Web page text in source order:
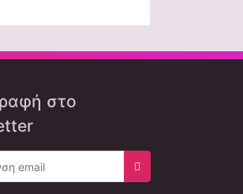
στο
Εγγραφή στο